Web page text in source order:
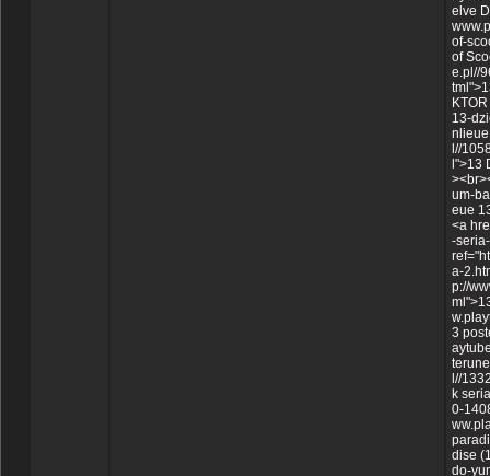
elve
of-
of
e.pl//
13-
l//
l">13
um-
eue
<a
-
a-
p://
3
l//
k
0-
dise
do-